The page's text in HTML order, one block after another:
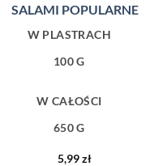
SALAMI POPULARNE
W PLASTRACH
100 G
W CAŁOŚCI
650 G
5,99zł